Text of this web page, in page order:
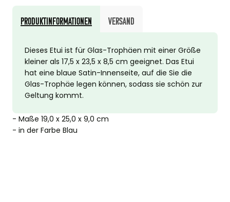
Dieses Etui ist für Glas-Trophäen mit einer Größe
kleiner als 17,5 x 23,5 x 8,5 cm geeignet. Das Etui
hat eine blaue Satin-Innenseite, auf die Sie die
Glas-Trophäe legen können, sodass sie schön zur
Geltung kommt.
Produktinformationen Versand
- Maße 19,0 x 25,0 x 9,0 cm
- in der Farbe Blau